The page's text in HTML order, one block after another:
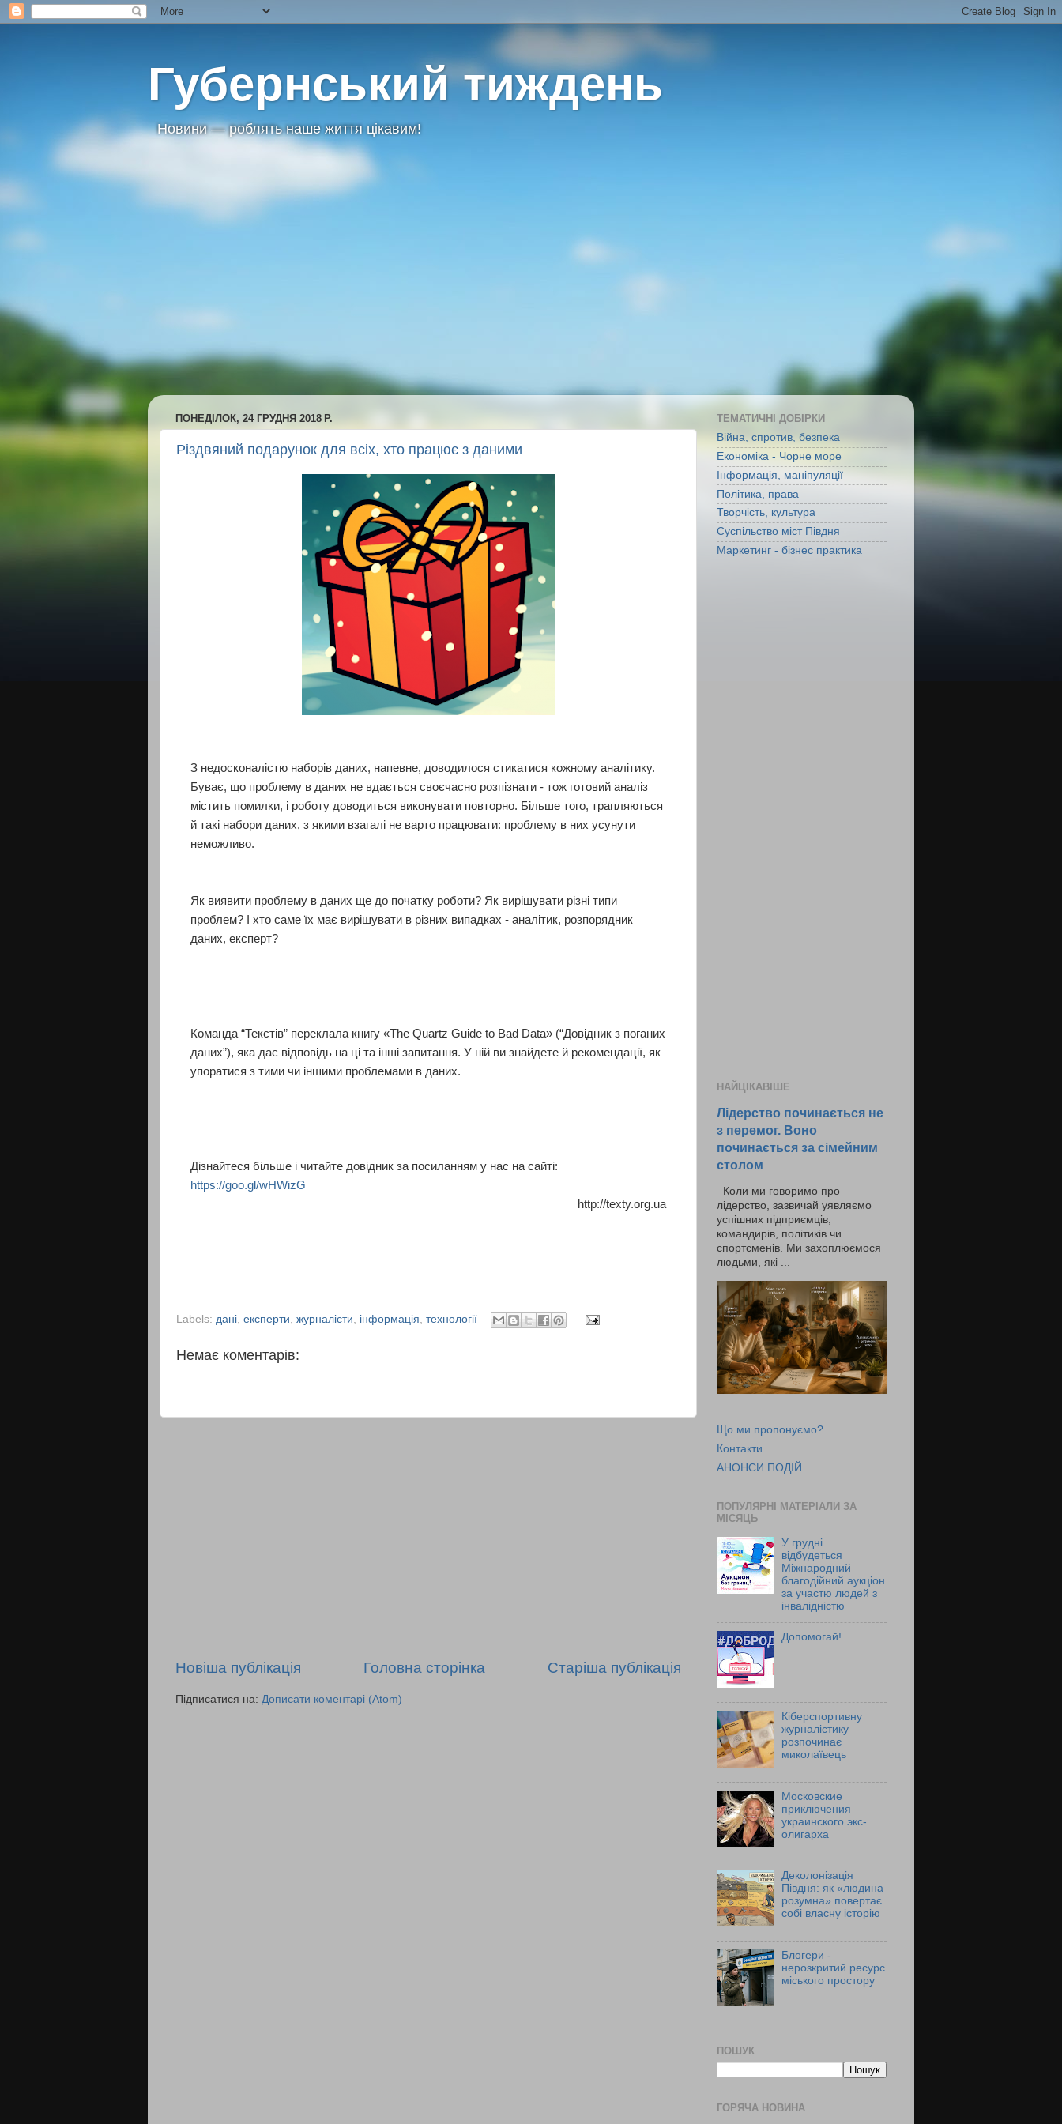
Губернський тиждень
Новини — роблять наше життя цікавим!
ПОНЕДІЛОК, 24 ГРУДНЯ 2018 Р.
Різдвяний подарунок для всіх, хто працює з даними
З недосконалістю наборів даних, напевне, доводилося стикатися кожному аналітику.
Буває, що проблему в даних не вдається своєчасно розпізнати - тож готовий аналіз
містить помилки, і роботу доводиться виконувати повторно. Більше того, трапляються
й такі набори даних, з якими взагалі не варто працювати: проблему в них усунути
неможливо.
Як виявити проблему в даних ще до початку роботи? Як вирішувати різні типи
проблем? І хто саме їх має вирішувати в різних випадках - аналітик, розпорядник
даних, експерт?
Команда “Текстів” переклала книгу «The Quartz Guide to Bad Data» (“Довідник з поганих
даних”), яка дає відповідь на ці та інші запитання. У ній ви знайдете й рекомендації, як
упоратися з тими чи іншими проблемами в даних.
Дізнайтеся більше і читайте довідник за посиланням у нас на сайті:
https://goo.gl/wHWizG
http://texty.org.ua
Labels: дані експерти журналісти інформація технології
Немає коментарів:
Новіша публікація Старіша публікація
Головна сторінка
Підписатися на: Дописати коментарі (Atom)
ТЕМАТИЧНІ ДОБІРКИ
Війна, спротив, безпека
Економіка - Чорне море
Інформація, маніпуляції
Політика, права
Творчість, культура
Суспільство міст Півдня
Маркетинг - бізнес практика
НАЙЦІКАВІШЕ
Лідерство починається не
з перемог. Воно
починається за сімейним
столом
Коли ми говоримо про
лідерство, зазвичай уявляємо
успішних підприємців,
командирів, політиків чи
спортсменів. Ми захоплюємося
людьми, які ...
Що ми пропонуємо?
Контакти
АНОНСИ ПОДІЙ
ПОПУЛЯРНІ МАТЕРІАЛИ ЗА
МІСЯЦЬ
У грудні
відбудеться
Міжнародний
благодійний аукціон
за участю людей з
інвалідністю
Допомогай!
Кіберспортивну
журналістику
розпочинає
миколаївець
Московские
приключения
украинского экс-
олигарха
Деколонізація
Півдня: як «людина
розумна» повертає
собі власну історію
Блогери -
нерозкритий ресурс
міського простору
ПОШУК
ГОРЯЧА НОВИНА